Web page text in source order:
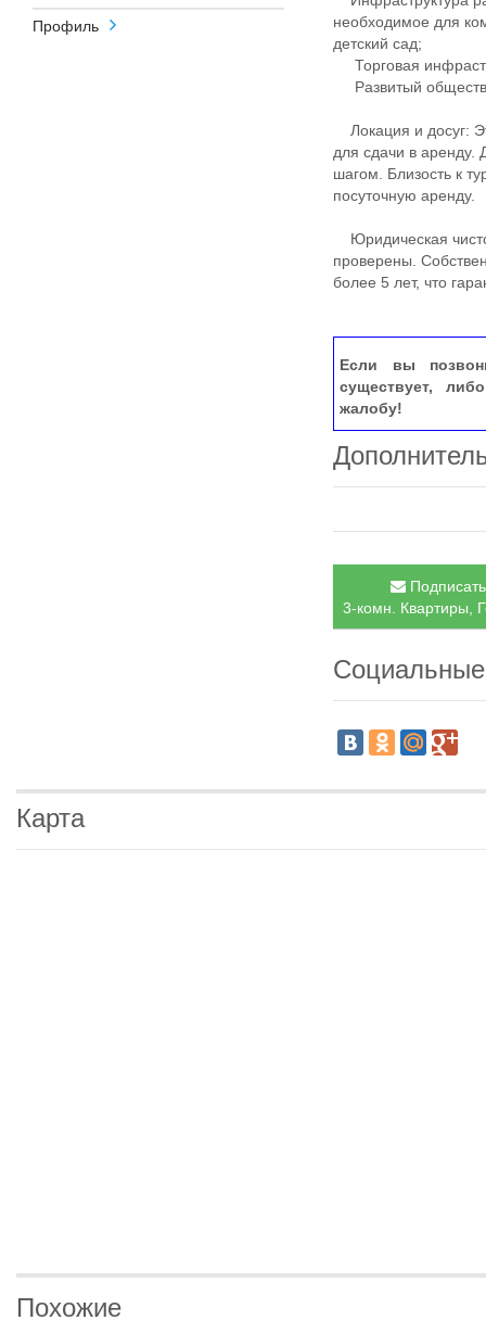
Профиль
необходимое для
детский сад;
Торговая
Развитый
Локация и досуг:
для сдачи в
шагом. Близость к
посуточную аренду.
Юридическая
проверены.
более 5 лет, что
Если вы
существует,
жалобу!
3-комн. Квартиры,
Карта
Похожие